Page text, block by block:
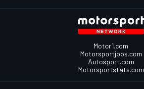
Motor1.com
Motorsportjobs.com
Autosport.com
Motorsportstats.com